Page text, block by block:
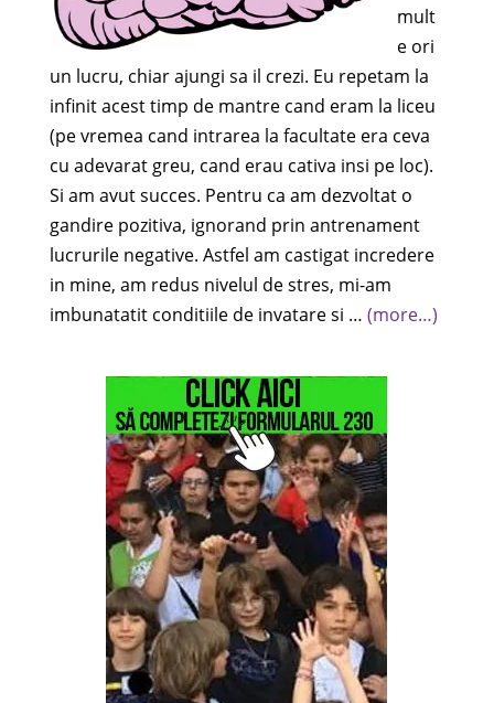
mult
e ori
un lucru, chiar ajungi sa il crezi. Eu repetam la
infinit acest timp de mantre cand eram la liceu
(pe vremea cand intrarea la facultate era ceva
cu adevarat greu, cand erau cativa insi pe loc).
Si am avut succes. Pentru ca am dezvoltat o
gandire pozitiva, ignorand prin antrenament
lucrurile negative. Astfel am castigat incredere
in mine, am redus nivelul de stres, mi-am
imbunatatit conditiile de invatare si … (more…)